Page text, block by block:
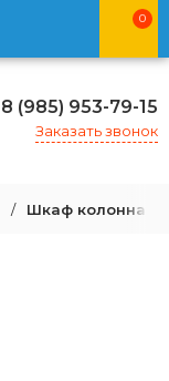
0
8 (985) 953-79-15
Заказать звонок
/ Шкаф колонна